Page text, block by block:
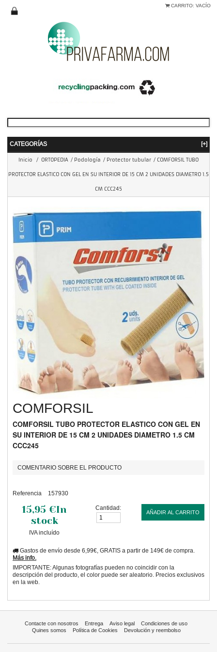
CARRITO: VACÍO
CATEGORÍAS [+]
Inicio / ORTOPEDIA / Podología / Protector tubular / COMFORSIL TUBO
PROTECTOR ELASTICO CON GEL EN SU INTERIOR DE 15 CM 2 UNIDADES DIAMETRO 1.5
CM CCC245
COMFORSIL
COMFORSIL TUBO PROTECTOR ELASTICO CON GEL EN
SU INTERIOR DE 15 CM 2 UNIDADES DIAMETRO 1.5 CM
CCC245
COMENTARIO SOBRE EL PRODUCTO
Referencia 157930
15,95 €In
stock
IVA incluído
Cantidad:
AÑADIR AL CARRITO
Gastos de envío desde 6,99€, GRATIS a partir de 149€ de compra.
Más info.
IMPORTANTE: Algunas fotografías pueden no coincidir con la
descripción del producto, el color puede ser aleatorio. Precios exclusivos
en la web.
Contacte con nosotros Entrega Aviso legal
Condiciones de uso
Quines somos
Política de Cookies Devolución y reembolso